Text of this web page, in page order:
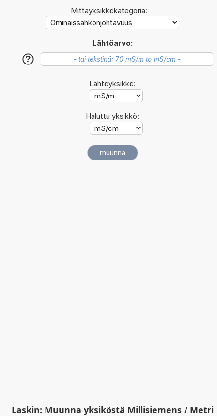
Mittayksikkökategoria:
Lähtöarvo:
?
Lähtöyksikkö:
Haluttu yksikkö:
Laskin: Muunna yksiköstä Millisiemens / Metri